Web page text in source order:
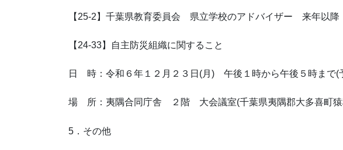
【25-2】千葉県教育委員会 県立学校のアドバイザー 来年以降
【24-33】自主防災組織に関すること
日 時：令和６年１２月２３日(月) 午後１時から午後５時まで(
場 所：夷隅合同庁舎 ２階 大会議室(千葉県夷隅郡大多喜町猿
5．その他